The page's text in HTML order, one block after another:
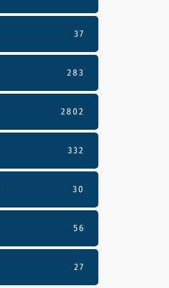
37
283
2802
332
30
56
27